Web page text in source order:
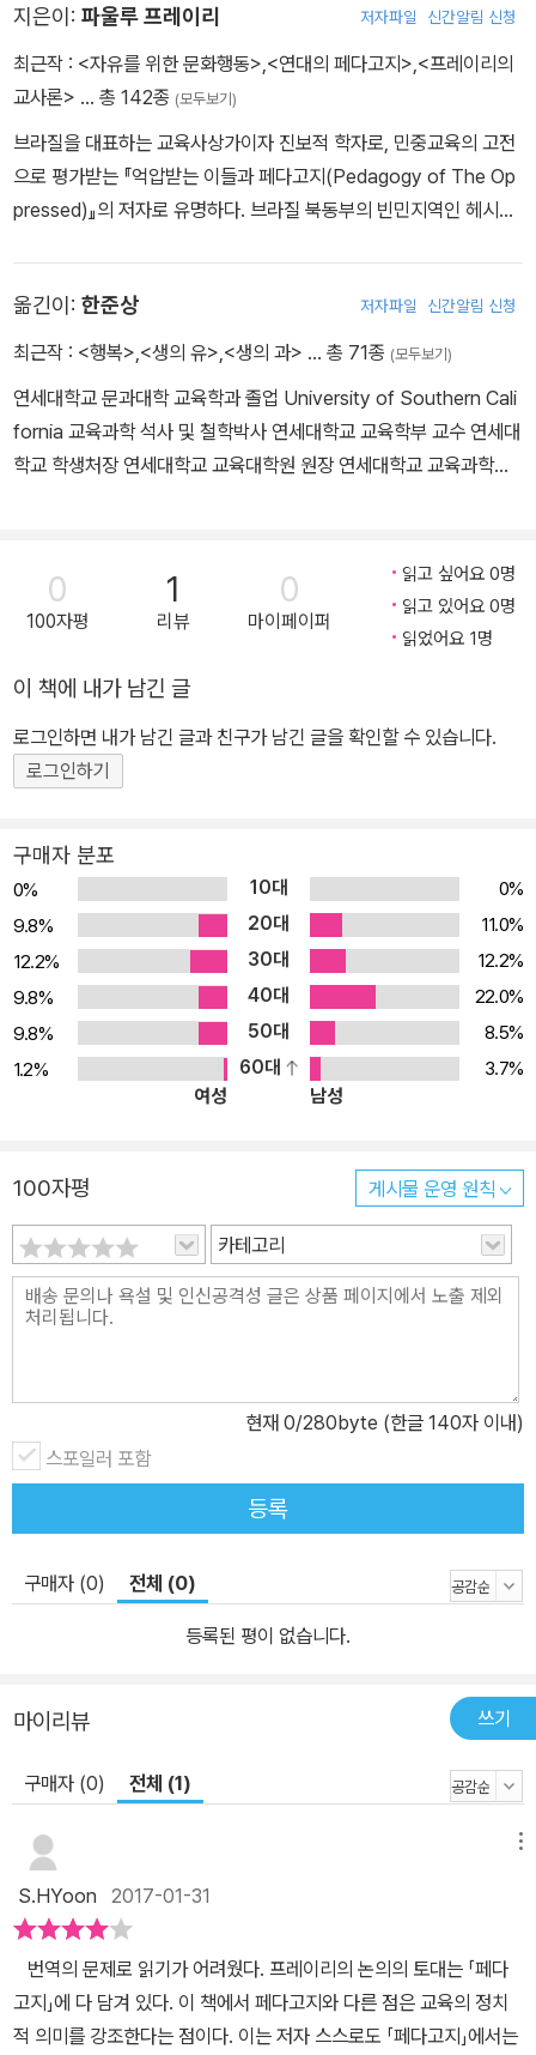
지은이: 파울루 프레이리 저자파일 신간알림 신청
최근작 : <자유를 위한 문화행동>,<연대의 페다고지>,<프레이리의
교사론> … 총 142종 (모두보기)
브라질을 대표하는 교육사상가이자 진보적 학자로, 민중교육의 고전
으로 평가받는 『억압받는 이들과 페다고지(Pedagogy of The Op
pressed)』의 저자로 유명하다. 브라질 북동부의 빈민지역인 헤시피
현실과 교육」으로 헤시피 대학교에서 박사학위를 받았으며 1964년
에 군부 쿠데타가 일어나기 전까지 브라질 민중의 문해교육에 힘썼
다. 석방 이후 1979년까지 망명생활을 하며 전 세계 민중의 문해교
육 운동을 이끌었고 각종 교육 프로그램에 동참했으며 세계 28개 대
학에서 명예교수를 지냈다. 브라질 귀국 이후에는 노동자당(PT) 결
었다. 1997년 치명적인 심장 발작으로 세상을 떠났다. 그의 교육사
상은 『억압받는 이들과 페다고지』 이외에도 『교육과 의식화』, 『우리
가 걸어가면 길이 됩니다』, 『프레이리의 교사론』, 『망고나무 그늘 아
래서』, 『자유의 교육학』 등 20여 권의 저서에 담겨 있다.
옮긴이: 한준상 저자파일 신간알림 신청
최근작 : <행복>,<생의 유>,<생의 과> … 총 71종 (모두보기)
연세대학교 문과대학 교육학과 졸업 University of Southern Cali
fornia 교육과학 석사 및 철학박사 연세대학교 교육학부 교수 연세대
학교 학생처장 연세대학교 교육대학원 원장 연세대학교 교육과학대
0
100자평
1
리뷰
0
마이페이퍼
읽고 싶어요 0명
읽고 있어요 0명
읽었어요 1명
이 책에 내가 남긴 글
로그인하면 내가 남긴 글과 친구가 남긴 글을 확인할 수 있습니다.
로그인하기
구매자 분포
0% 10대
0%
9.8%
20대
11.0%
12.2%
30대
12.2%
9.8%
40대
22.0%
9.8%
50대
8.5%
1.2%
60대
3.7%
여성
남성
100자평 게시물 운영 원칙
카테고리
현재 0/280byte (한글 140자 이내)
스포일러 포함
등록
구매자 (0) 전체 (0)
등록된 평이 없습니다.
마이리뷰 쓰기
구매자 (0) 전체 (1)
S.HYoon 2017-01-31
고지」에 다 담겨 있다. 이 책에서 페다고지와 다른 점은 교육의 정치
적 의미를 강조한다는 점이다. 이는 저자 스스로도 「페다고지」에서는